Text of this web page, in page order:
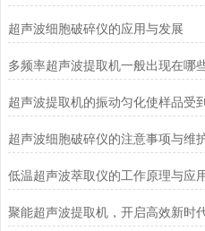
超声波细胞破碎仪的应用与发展
低温超声波萃取仪的工作原理与应
聚能超声波提取机，开启高效新时